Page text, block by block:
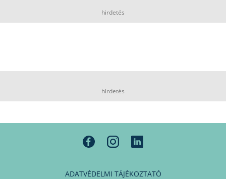
hirdetés
hirdetés
ADATVÉDELMI TÁJÉKOZTATÓ